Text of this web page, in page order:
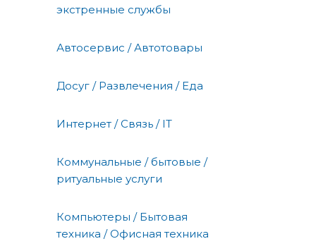
экстренные службы
Автосервис / Автотовары
Досуг / Развлечения / Еда
Интернет / Связь / IT
Коммунальные / бытовые /
ритуальные услуги
Компьютеры / Бытовая
техника / Офисная техника